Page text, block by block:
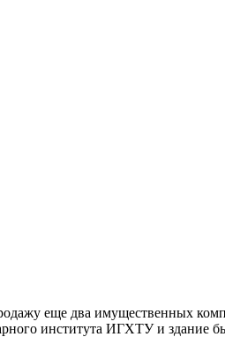
еще два имущественных
института ИГХТУ и